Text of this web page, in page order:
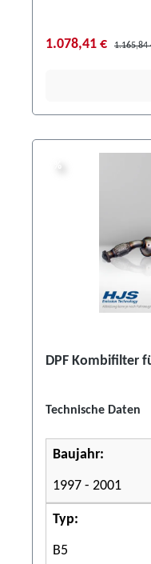
1.078,41 € 1.165,84
DPF Kombifilter
Technische Daten
Baujahr:
1997 - 2001
Typ:
B5